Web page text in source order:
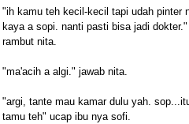
"ih kamu teh kecil-kecil tapi udah pinter
kaya a sopi. nanti pasti bisa jadi
rambut nita.
"ma'acih a algi." jawab nita.
"argi, tante mau kamar dulu yah.
tamu teh" ucap ibu nya sofi.